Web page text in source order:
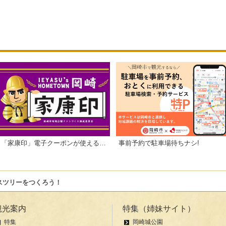
「家康印」電子クーポンが使えるお店一覧 事前予約で駐車場待ちナシ!
リーをつくろう！
光案内
特集
特集（姉妹サイト）
岡崎城公園